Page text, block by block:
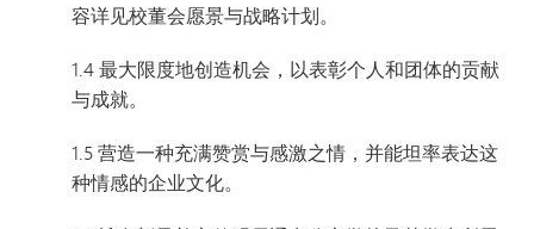
容详见校董会愿景与战略计划。
1.4 最大限度地创造机会，以表彰个人和团体的贡献
与成就。
1.5 营造一种充满赞赏与感激之情，并能坦率表达这
种情感的企业文化。